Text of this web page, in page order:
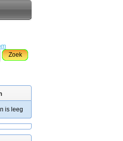
Zoek
is leeg